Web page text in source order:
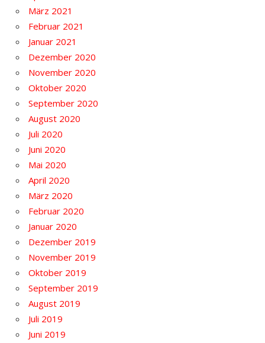
März 2021
Februar 2021
Januar 2021
Dezember 2020
November 2020
Oktober 2020
September 2020
August 2020
Juli 2020
Juni 2020
Mai 2020
April 2020
März 2020
Februar 2020
Januar 2020
Dezember 2019
November 2019
Oktober 2019
September 2019
August 2019
Juli 2019
Juni 2019